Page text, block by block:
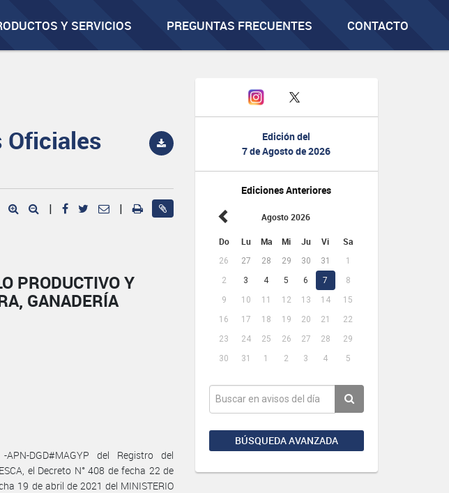
Y SERVICIOS PREGUNTAS FRECUENTES CONTACTO
Edición del
7 de Agosto de 2026
Ediciones Anteriores
Agosto 2026
Do Lu Ma Mi Ju Vi Sa
26 27 28 29 30 31
1
2
3 4 5 6 7
8
9
10 11 12 13 14
15
16
17 18 19 20 21
22
23
24 25 26 27 28
29
30
31 1 2 3 4 5
BÚSQUEDA AVANZADA
Oficiales
| |
PRODUCTIVO Y
GANADERÍA
DGD#MAGYP del Registro del
el Decreto N° 408 de fecha 22 de
19 de abril de 2021 del MINISTERIO